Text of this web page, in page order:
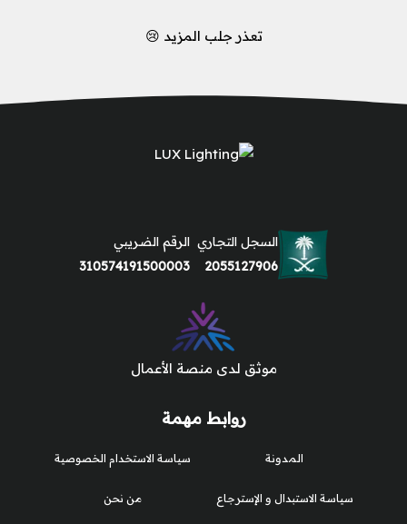
تعذر جلب المزيد 😢
روابط مهمة
المدونة
سياسة الاستبدال و الإسترجاع
سياسة الاستخدام الخصوصية
من نحن
السجل التجاري
2055127906
الرقم الضريبي
310574191500003
موثق لدى منصة الأعمال